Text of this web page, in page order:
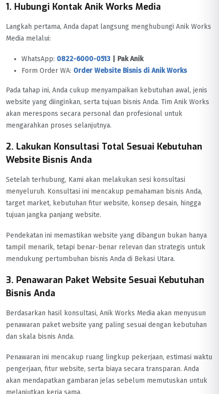
1. Hubungi Kontak Anik Works Media
Langkah pertama, Anda dapat langsung menghubungi Anik Works
Media melalui:
WhatsApp: 0822-6000-0513 | Pak Anik
Form Order WA: Order Website Bisnis di Anik Works
Pada tahap ini, Anda cukup menyampaikan kebutuhan awal, jenis
website yang diinginkan, serta tujuan bisnis Anda. Tim Anik Works
akan merespons secara personal dan profesional untuk
mengarahkan proses selanjutnya.
2. Lakukan Konsultasi Total Sesuai Kebutuhan
Website Bisnis Anda
Setelah terhubung, Kami akan melakukan sesi konsultasi
menyeluruh. Konsultasi ini mencakup pemahaman bisnis Anda,
target market, kebutuhan fitur website, konsep desain, hingga
tujuan jangka panjang website.
Pendekatan ini memastikan website yang dibangun bukan hanya
tampil menarik, tetapi benar-benar relevan dan strategis untuk
mendukung pertumbuhan bisnis Anda di Bekasi Utara.
3. Penawaran Paket Website Sesuai Kebutuhan
Bisnis Anda
Berdasarkan hasil konsultasi, Anik Works Media akan menyusun
penawaran paket website yang paling sesuai dengan kebutuhan
dan skala bisnis Anda.
Penawaran ini mencakup ruang lingkup pekerjaan, estimasi waktu
pengerjaan, fitur website, serta biaya secara transparan. Anda
akan mendapatkan gambaran jelas sebelum memutuskan untuk
melanjutkan kerja sama.